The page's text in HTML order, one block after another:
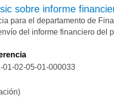
sobre informe
para el departamento de
del informe financiero del
01-02-05-01-000033